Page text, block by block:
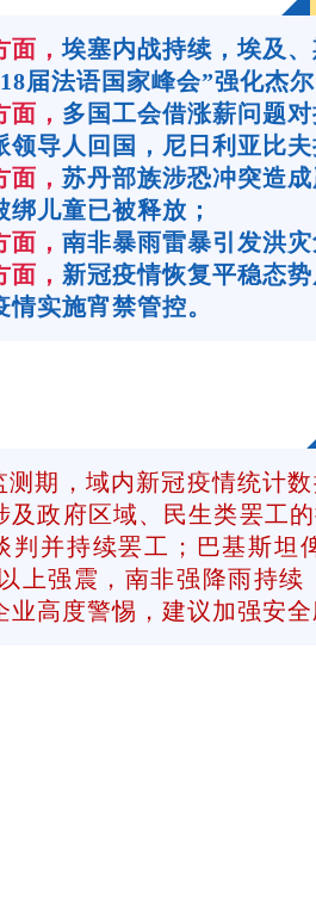
面，埃塞内战持续，埃及
届法语国家峰会”强化杰
面， 多国工会借涨薪问题
领导人回国，尼日利亚比
面， 苏丹部族涉恐冲突造
绑儿童已被释放；
面， 南非暴雨雷暴引发洪
面， 新冠疫情恢复平稳态
情实施宵禁管控。
测期，域内新冠疫情统计
及政府区域、民生类罢工
判并持续罢工；巴基斯坦
上强震，南非强降雨持
业高度警惕，建议加强安